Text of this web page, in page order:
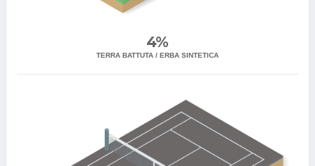
4%
TERRA BATTUTA / ERBA SINTETICA